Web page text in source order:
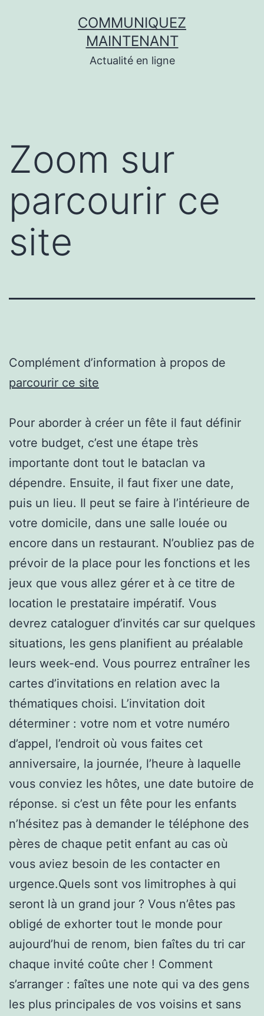
COMMUNIQUEZ
MAINTENANT
Actualité en ligne
Zoom sur
parcourir ce
site
Complément d’information à propos de
parcourir ce site
Pour aborder à créer un fête il faut définir
votre budget, c’est une étape très
importante dont tout le bataclan va
dépendre. Ensuite, il faut fixer une date,
puis un lieu. Il peut se faire à l’intérieure de
votre domicile, dans une salle louée ou
encore dans un restaurant. N’oubliez pas de
prévoir de la place pour les fonctions et les
jeux que vous allez gérer et à ce titre de
location le prestataire impératif. Vous
devrez cataloguer d’invités car sur quelques
situations, les gens planifient au préalable
leurs week-end. Vous pourrez entraîner les
cartes d’invitations en relation avec la
thématiques choisi. L’invitation doit
déterminer : votre nom et votre numéro
d’appel, l’endroit où vous faites cet
anniversaire, la journée, l’heure à laquelle
vous conviez les hôtes, une date butoire de
réponse. si c’est un fête pour les enfants
n’hésitez pas à demander le téléphone des
pères de chaque petit enfant au cas où
vous aviez besoin de les contacter en
urgence.Quels sont vos limitrophes à qui
seront là un grand jour ? Vous n’êtes pas
obligé de exhorter tout le monde pour
aujourd’hui de renom, bien faîtes du tri car
chaque invité coûte cher ! Comment
s’arranger : faîtes une note qui va des gens
les plus principales de vos voisins et sans